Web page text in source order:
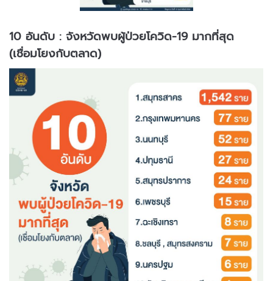
10 อันดับ : จังหวัดพบผู้ป่วยโควิด-19 มากที่สุด
(เชื่อมโยงกับตลาด)